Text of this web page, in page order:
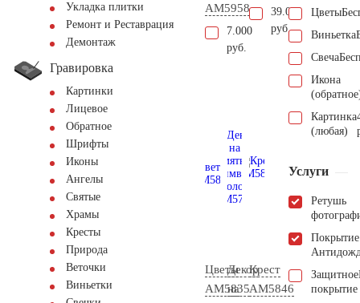
Укладка плитки
Ремонт и Реставрация
Демонтаж
Гравировка
Картинки
Лицевое
Обратное
Шрифты
Иконы
Ангелы
Святые
Храмы
Кресты
Природа
Веточки
Виньетки
AM5958
7.000
руб.
39.000
руб.
Цветы
AM5835
Декор
на
Крест
AM5846
Цветы
Виньетка
Свеча
Икона
Картинка
(любая)
Услуги
Ретушь
Покрытие
Защитное
покрытие